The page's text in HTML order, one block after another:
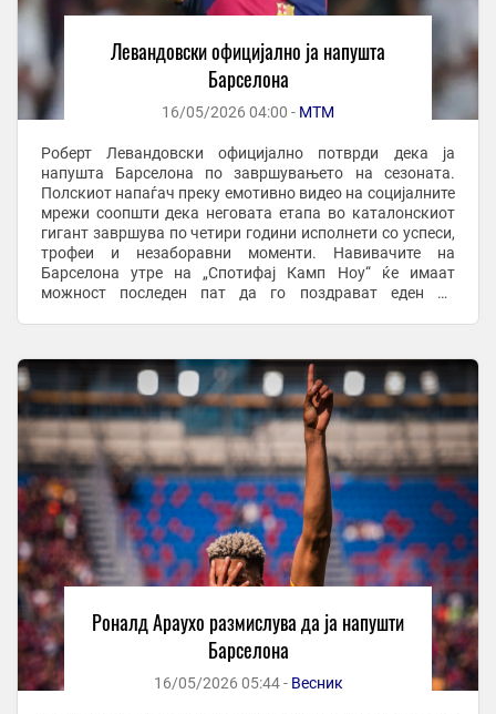
Левандовски официјално ја напушта
Барселона
16/05/2026 04:00 - МТМ
Роберт Левандовски официјално потврди дека ја
напушта Барселона по завршувањето на сезоната.
Полскиот напаѓач преку емотивно видео на социјалните
мрежи соопшти дека неговата етапа во каталонскиот
гигант завршува по четири години исполнети со успеси,
трофеи и незаборавни моменти. Навивачите на
Барселона утре на „Спотифај Камп Ноу“ ќе имаат
можност последен пат да го поздрават еден од
Роналд Араухо размислува да ја напушти
Барселона
16/05/2026 05:44 - Весник